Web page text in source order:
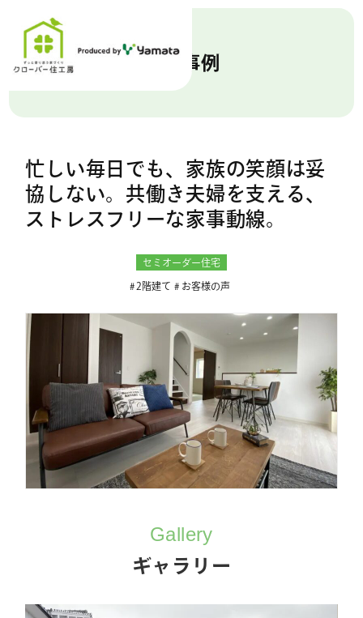
施工事例
忙しい毎日でも、家族の笑顔は妥
協しない。共働き夫婦を支える、
ストレスフリーな家事動線。
セミオーダー住宅
2階建て お客様の声
Gallery
ギャラリー